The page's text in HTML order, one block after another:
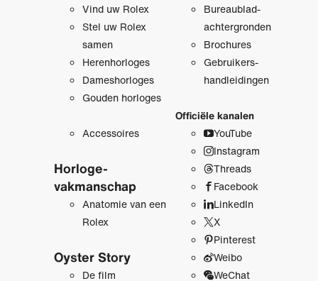
Vind uw Rolex
Stel uw Rolex
samen
Herenhorloges
Dameshorloges
Gouden horloges
Accessoires
Horloge­
vakmanschap
Anatomie van een
Rolex
Oyster Story
De film
Bureaublad­
achtergronden
Brochures
Gebruikers­
handleidingen
Officiële kanalen
YouTube
Instagram
Threads
Facebook
LinkedIn
X
Pinterest
Weibo
WeChat